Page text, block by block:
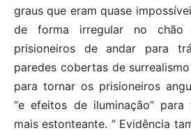
graus que eram quase
de forma irregular no chão
prisioneiros de andar para
paredes cobertas de
para tornar os prisioneiros
“e efeitos de iluminação”
mais estonteante. ” Evidência